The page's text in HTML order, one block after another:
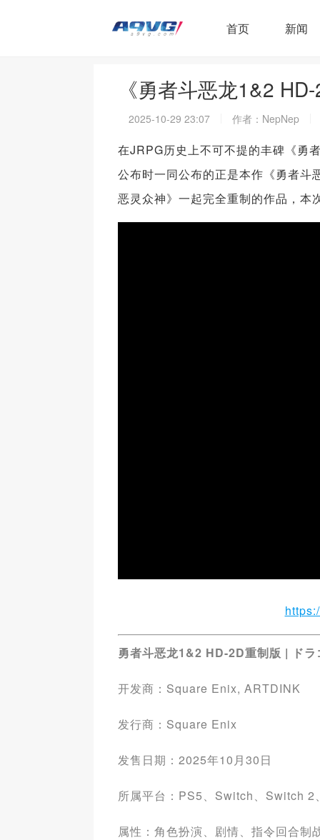
首页 新闻
《勇者斗恶龙1&2
2025-10-29 23:07 作者：NepNep
在JRPG历史上不可不提的丰碑《勇
公布时一同公布的正是本作《勇者
恶灵众神》一起完全重制的作品，本
勇者斗恶龙1&2 HD-2D重制版 | ド
开发商：Square Enix, ARTDINK
发行商：Square Enix
发售日期：2025年10月30日
所属平台：PS5、Switch、Switch
属性：角色扮演、剧情、指令回合制